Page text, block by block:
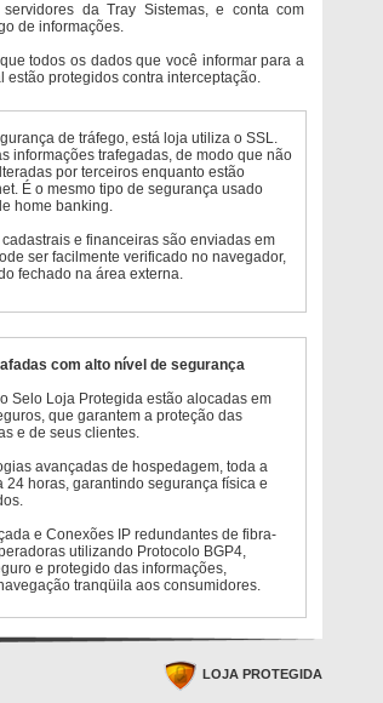
da Tray Sistemas, e conta com
de informações.
todos os dados que você informar para a
protegidos contra interceptação.
de tráfego, está loja utiliza o SSL.
informações trafegadas, de modo que não
por terceiros enquanto estão
É o mesmo tipo de segurança usado
home banking.
e financeiras são enviadas em
ser facilmente verificado no navegador,
fechado na área externa.
com alto nível de segurança
Selo Loja Protegida estão alocadas em
que garantem a proteção das
e de seus clientes.
avançadas de hospedagem, toda a
24 horas, garantindo segurança física e
e Conexões IP redundantes de fibra-
utilizando Protocolo BGP4,
e protegido das informações,
tranqüila aos consumidores.
LOJA PROTEGIDA